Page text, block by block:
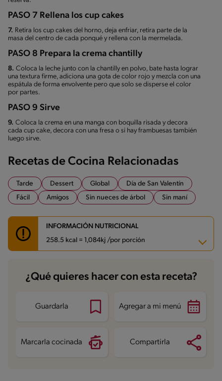
PASO 7 Rellena los cup cakes
7. Retira los cup cakes del horno, deja enfriar, retira parte de la
masa del centro de cada ponqué y rellena con la mermelada.
PASO 8 Prepara la crema chantilly
8. Coloca la leche junto con la chantilly en polvo, bate hasta lograr
una textura firme, adiciona una gota de color rojo y mezcla con una
espátula de forma envolvente pero que solo se disperse el color
por partes.
PASO 9 Sirve
9. Coloca la crema en una manga con boquilla risada y decora
cada cup cake, decora con una fresa o si hay frambuesas también
luego sirve.
Recetas de Cocina Relacionadas
Tarde Dessert Global
Día de San Valentín
Fácil
Amigos Sin nueces de árbol Sin maní
INFORMACIÓN NUTRICIONAL
258.5 kcal = 1,084kj /por porción
Carbohidratos 28.3 g
Energía 258.5 kcal
Proteína
Grasas saturadas 7.7 g
¿Qué quieres hacer con esta receta?
Guardarla Agregar a mi menú
Marcarla cocinada Compartirla